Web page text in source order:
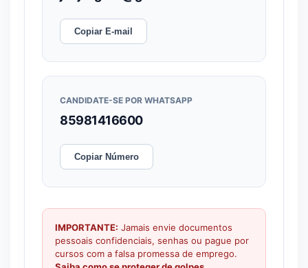
Copiar E-mail
CANDIDATE-SE POR WHATSAPP
85981416600
Copiar Número
IMPORTANTE: Jamais envie documentos
pessoais confidenciais, senhas ou pague por
cursos com a falsa promessa de emprego.